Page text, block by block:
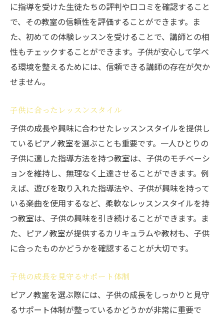
に指導を受けた生徒たちの評判や口コミを確認すること
で、その教室の信頼性を評価することができます。ま
た、初めての体験レッスンを受けることで、講師との相
性もチェックすることができます。子供が安心して学べ
る環境を整えるためには、信頼できる講師の存在が欠か
せません。
子供に合ったレッスンスタイル
子供の成長や興味に合わせたレッスンスタイルを提供し
ているピアノ教室を選ぶことも重要です。一人ひとりの
子供に適した指導方法を持つ教室は、子供のモチベーシ
ョンを維持し、無理なく上達させることができます。例
えば、遊びを取り入れた指導法や、子供が興味を持って
いる楽曲を使用するなど、柔軟なレッスンスタイルを持
つ教室は、子供の興味を引き続けることができます。ま
た、ピアノ教室が提供するカリキュラムや教材も、子供
に合ったものかどうかを確認することが大切です。
子供の成長を見守るサポート体制
ピアノ教室を選ぶ際には、子供の成長をしっかりと見守
るサポート体制が整っているかどうかが非常に重要で